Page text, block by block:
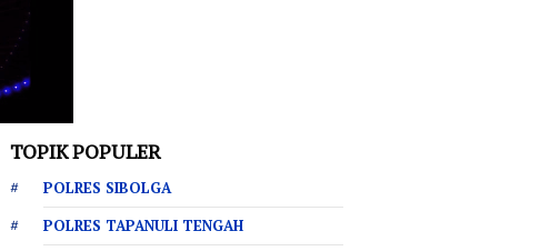
TOPIK POPULER
POLRES SIBOLGA
POLRES TAPANULI TENGAH